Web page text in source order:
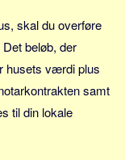
skal du overføre
beløb, der
husets værdi plus
samt
til din lokale